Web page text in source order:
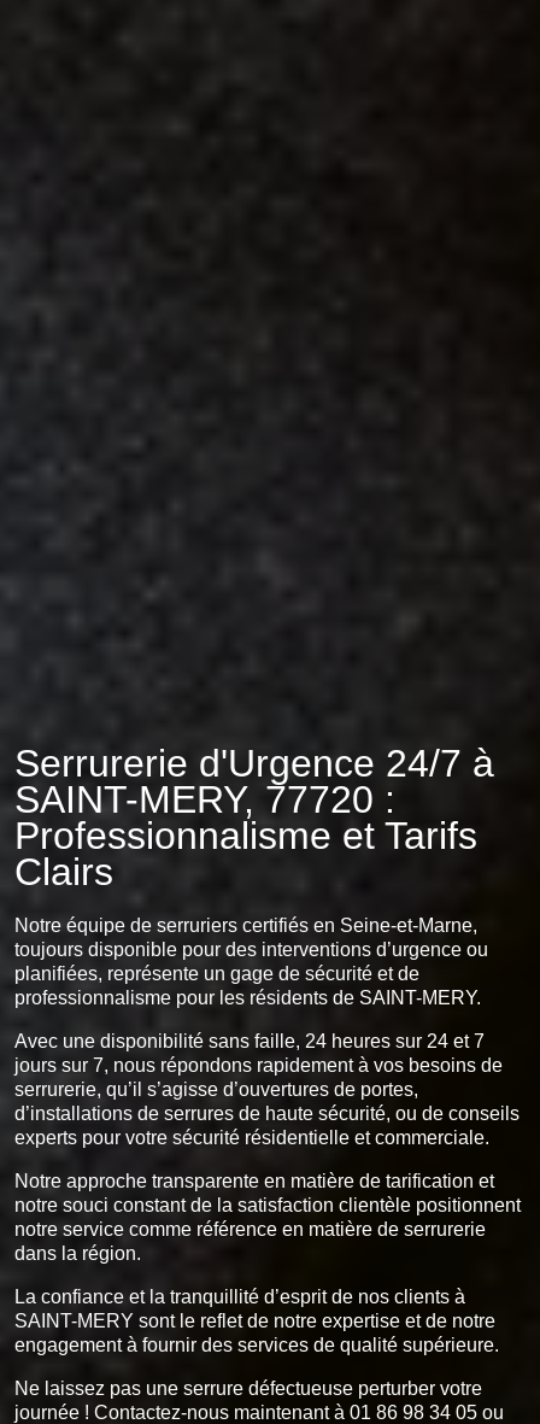
Serrurerie d'Urgence 24/7 à
SAINT-MERY, 77720 :
Professionnalisme et Tarifs
Clairs
Notre équipe de serruriers certifiés en Seine-et-Marne,
toujours disponible pour des interventions d’urgence ou
planifiées, représente un gage de sécurité et de
professionnalisme pour les résidents de SAINT-MERY.
Avec une disponibilité sans faille, 24 heures sur 24 et 7
jours sur 7, nous répondons rapidement à vos besoins de
serrurerie, qu’il s’agisse d’ouvertures de portes,
d’installations de serrures de haute sécurité, ou de conseils
experts pour votre sécurité résidentielle et commerciale.
Notre approche transparente en matière de tarification et
notre souci constant de la satisfaction clientèle positionnent
notre service comme référence en matière de serrurerie
dans la région.
La confiance et la tranquillité d’esprit de nos clients à
SAINT-MERY sont le reflet de notre expertise et de notre
engagement à fournir des services de qualité supérieure.
Ne laissez pas une serrure défectueuse perturber votre
journée ! Contactez-nous maintenant à 01 86 98 34 05 ou